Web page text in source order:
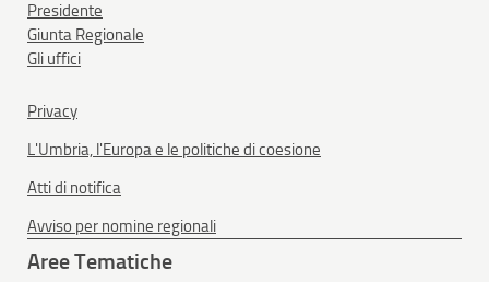
Presidente
Giunta Regionale
Gli uffici
Privacy
L'Umbria, l'Europa e le politiche di coesione
Atti di notifica
Avviso per nomine regionali
Aree Tematiche